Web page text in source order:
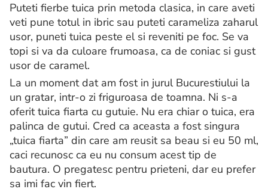
Puteti fierbe tuica prin metoda clasica, in care aveti
veti pune totul in ibric sau puteti carameliza zaharul
usor, puneti tuica peste el si reveniti pe foc. Se va
topi si va da culoare frumoasa, ca de coniac si gust
usor de caramel.
La un moment dat am fost in jurul Bucurestiului la
un gratar, intr-o zi friguroasa de toamna. Ni s-a
oferit tuica fiarta cu gutuie. Nu era chiar o tuica, era
palinca de gutui. Cred ca aceasta a fost singura
„tuica fiarta” din care am reusit sa beau si eu 50 ml,
caci recunosc ca eu nu consum acest tip de
bautura. O pregatesc pentru prieteni, dar eu prefer
sa imi fac vin fiert.